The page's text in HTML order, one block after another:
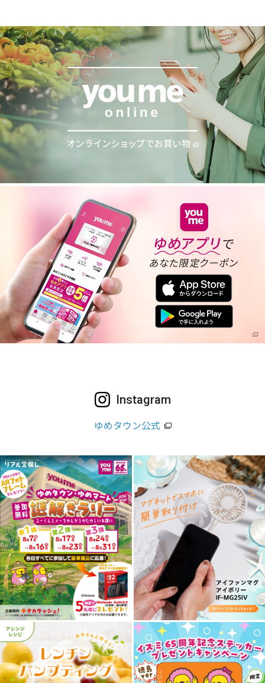
Instagram
ゆめタウン公式